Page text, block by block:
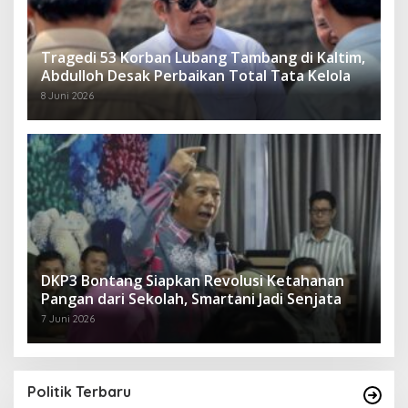
Tragedi 53 Korban Lubang Tambang di Kaltim,
Abdulloh Desak Perbaikan Total Tata Kelola
8 Juni 2026
DKP3 Bontang Siapkan Revolusi Ketahanan
Pangan dari Sekolah, Smartani Jadi Senjata
7 Juni 2026
Politik Terbaru